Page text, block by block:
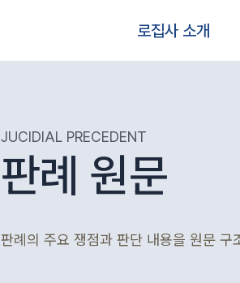
로집사 소개
JUCIDIAL PRECEDENT
판례 원문
판례의 주요 쟁점과 판단 내용을 원문 구